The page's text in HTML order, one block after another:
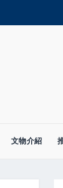
文物介紹